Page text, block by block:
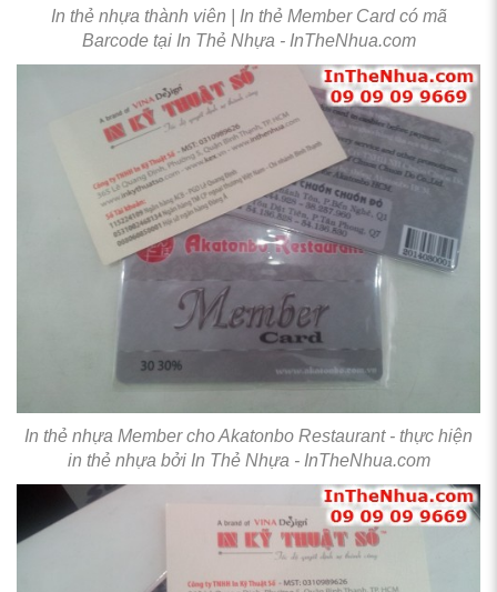
In thẻ nhựa thành viên | In thẻ Member Card có mã
Barcode tại In Thẻ Nhựa - InTheNhua.com
In thẻ nhựa Member cho Akatonbo Restaurant - thực hiện
in thẻ nhựa bởi In Thẻ Nhựa - InTheNhua.com